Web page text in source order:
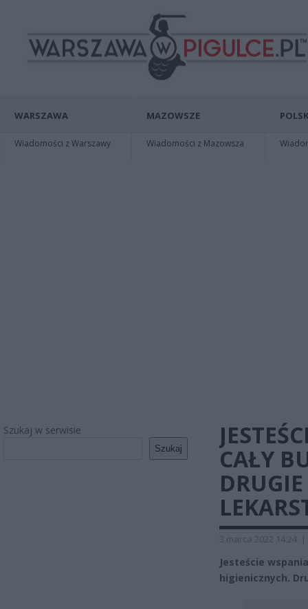
WARSZAWA
Wiadomości z Warszawy
MAZOWSZE
Wiadomości z Mazowsza
Szukaj w serwisie
Szukaj
CAŁY
3 marca 2022 14:24 |
Jesteście
higienicznych.